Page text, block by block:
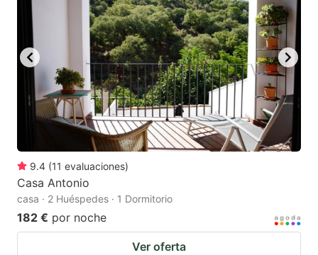
9.4 (11 evaluaciones)
Casa Antonio
casa · 2 Huéspedes · 1 Dormitorio
182 € por noche
Ver oferta